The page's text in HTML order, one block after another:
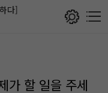
다]
가 할 일을 주세